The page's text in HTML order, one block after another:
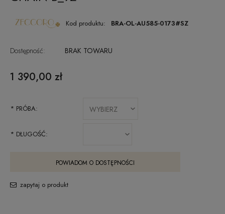
Kod produktu: BRA-OL-AU585-0173#SZ
Dostępność: BRAK TOWARU
1 390,00 zł
* PRÓBA:
* DŁUGOŚĆ:
POWIADOM O DOSTĘPNOŚCI
zapytaj o produkt